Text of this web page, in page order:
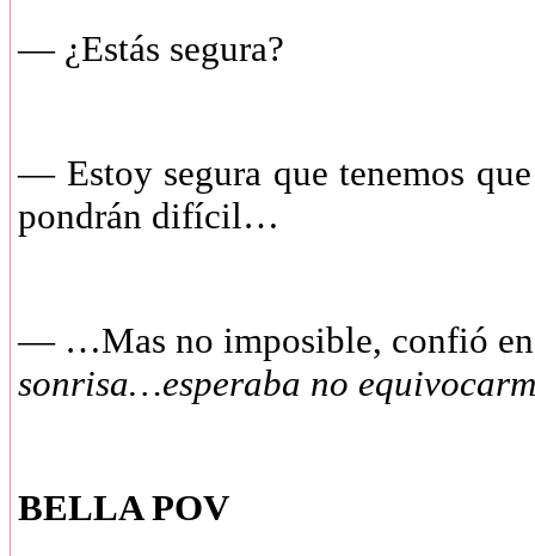
— ¿Estás segura?
— Estoy segura que tenemos
pondrán difícil…
— …Mas no imposible, confió
sonrisa…esperaba no
BELLA POV